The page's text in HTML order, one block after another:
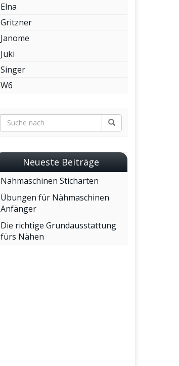
Elna
Gritzner
Janome
Juki
Singer
W6
Neueste Beiträge
Nähmaschinen Sticharten
Übungen für Nähmaschinen
Anfänger
Die richtige Grundausstattung
fürs Nähen